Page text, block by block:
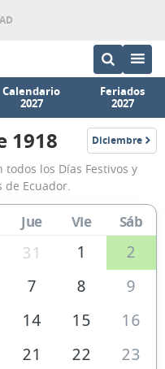
Calendario
2027
Feriados
2027
1918 Diciembre
1918
los Días Festivos y
de Ecuador.
Jue Vie Sáb
31 1
2
7 8
9
14 15
16
21 22
23